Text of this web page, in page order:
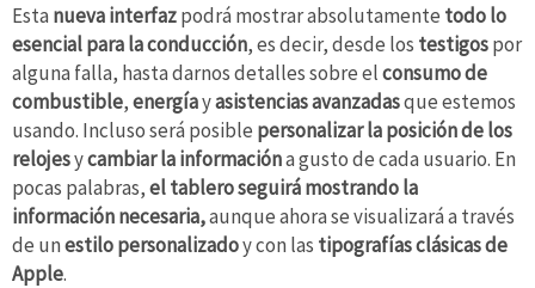
Esta nuevainterfazpodrá mostrar absolutamente todo lo
esencial para la conducción, es decir, desde los testigospor
alguna falla, hasta darnos detalles sobre elconsumo de
combustible,energíayasistencias avanzadasque estemos
usando. Incluso será posible personalizar la posición de los
relojesycambiar la informacióna gusto de cada usuario. En
pocas palabras,el tablero seguirá mostrando la
información necesaria,aunque ahora se visualizará a través
de unestilo personalizadoy con las tipografías clásicas de
Apple.